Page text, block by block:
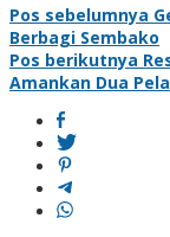
Navigasi
pos
Pos sebelumnya
Berbagi Sembako
Pos berikutnya
Amankan Dua